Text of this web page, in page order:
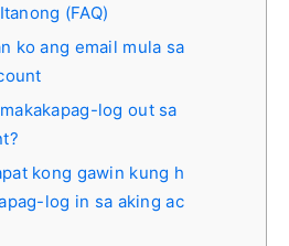
(FAQ)
ko ang email mula sa
log out sa
kong gawin kung h
log in sa aking ac